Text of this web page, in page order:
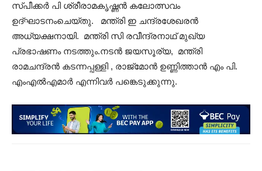
സ്പീക്കർ പി ശ്രീരാമകൃഷ്ണൻ കലോത്സവം
ഉദ്ഘാടനംചെയ്‌തു. മന്ത്രി ഇ ചന്ദ്രശേഖരൻ
അധ്യക്ഷനായി. മന്ത്രി സി രവീന്ദ്രനാഥ്‌ മുഖ്യ
പ്രഭാഷണം നടത്തും.നടൻ ജയസൂര്യ, മന്ത്രി
രാമചന്ദ്രൻ കടന്നപ്പള്ളി , രാജ്‌മോൻ ഉണ്ണിത്താൻ എം പി.
എംഎൽഎമാർ എന്നിവർ പങ്കെടുക്കുന്നു.